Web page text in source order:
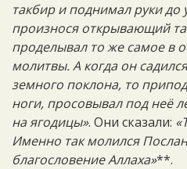
такбир и поднимал руки до
произнося открывающий
проделывал то же самое в
молитвы. А когда он
земного поклона, то
ноги, просовывал под неё
на ягодицы». Они сказали:
Именно так молился
благословение Аллаха»**.